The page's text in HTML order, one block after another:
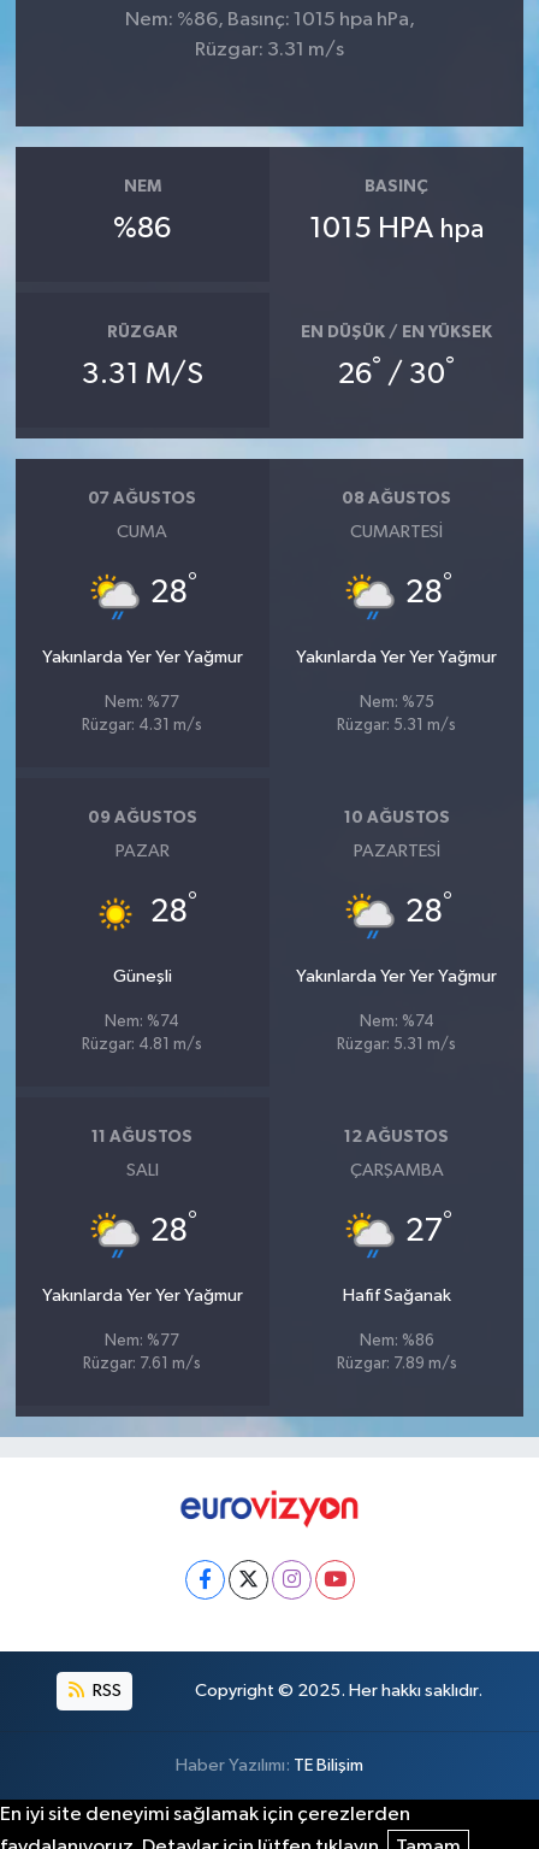
Nem: %86, Basınç: 1015 hpa hPa,
Rüzgar: 3.31 m/s
NEM
%86
BASINÇ
1015 HPA hpa
RÜZGAR
3.31 M/S
EN DÜŞÜK / EN YÜKSEK
26° / 30°
07 AĞUSTOS
CUMA
28°
Yakınlarda Yer Yer Yağmur
Nem: %77
Rüzgar: 4.31 m/s
08 AĞUSTOS
CUMARTESI
28°
Yakınlarda Yer Yer Yağmur
Nem: %75
Rüzgar: 5.31 m/s
09 AĞUSTOS
PAZAR
28°
Güneşli
Nem: %74
Rüzgar: 4.81 m/s
10 AĞUSTOS
PAZARTESI
28°
Yakınlarda Yer Yer Yağmur
Nem: %74
Rüzgar: 5.31 m/s
11 AĞUSTOS
SALI
28°
Yakınlarda Yer Yer Yağmur
Nem: %77
Rüzgar: 7.61 m/s
12 AĞUSTOS
ÇARŞAMBA
27°
Hafif Sağanak
Nem: %86
Rüzgar: 7.89 m/s
RSS Copyright © 2025. Her hakkı saklıdır.
Haber Yazılımı: TE Bilişim
En iyi site deneyimi sağlamak için çerezlerden